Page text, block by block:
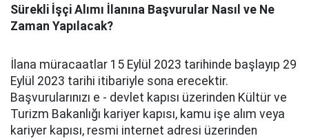
Sürekli İşçi Alımı İlanına Başvurular Nasıl ve Ne
Zaman Yapılacak?
İlana müracaatlar 15 Eylül 2023 tarihinde başlayıp 29
Eylül 2023 tarihi itibariyle sona erecektir.
Başvurularınızı e - devlet kapısı üzerinden Kültür ve
Turizm Bakanlığı kariyer kapısı, kamu işe alım veya
kariyer kapısı, resmi internet adresi üzerinden